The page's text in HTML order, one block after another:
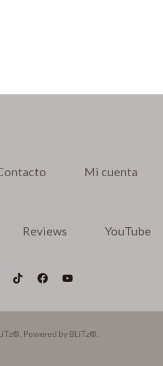
Mi cuenta
Reviews YouTube
Powered by BLiTz®.